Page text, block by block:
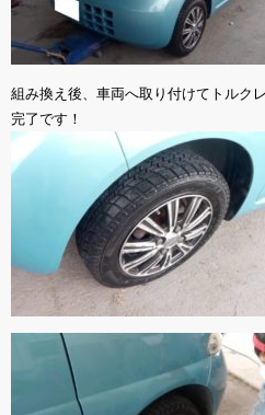
組み換え後、車両へ取り付けてトルク
完了です！